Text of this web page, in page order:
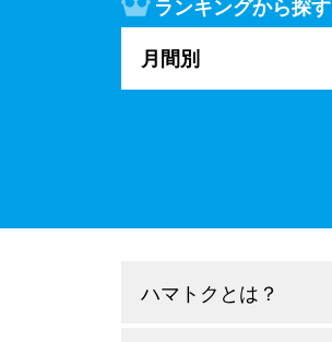
ランキングから探す
月間別
ハマトクとは？